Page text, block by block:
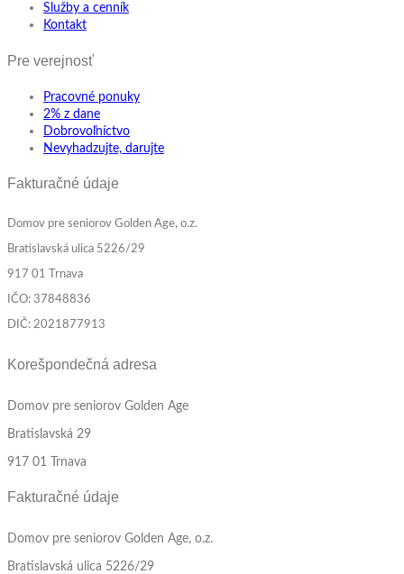
Služby a cenník
Kontakt
Pre verejnosť
Pracovné ponuky
2% z dane
Dobrovoľníctvo
Nevyhadzujte, darujte
Fakturačné údaje
Domov pre seniorov Golden Age, o.z.
Bratislavská ulica 5226/29
917 01 Trnava
IČO: 37848836
DIČ: 2021877913
Korešpondečná adresa
Domov pre seniorov Golden Age
Bratislavská 29
917 01 Trnava
Fakturačné údaje
Domov pre seniorov Golden Age, o.z.
Bratislavská ulica 5226/29